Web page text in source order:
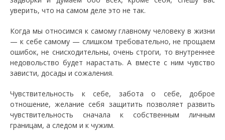
уверить, что на самом деле это не так.
Когда мы относимся к самому главному человеку в жизни
— к себе самому — слишком требовательно, не прощаем
ошибок, не снисходительны, очень строги, то внутреннее
недовольство будет нарастать. А вместе с ним чувство
зависти, досады и сожаления.
Чувствительность к себе, забота о себе, доброе
отношение, желание себя защитить позволяет развить
чувствительность сначала к собственным личным
границам, а следом и к чужим.